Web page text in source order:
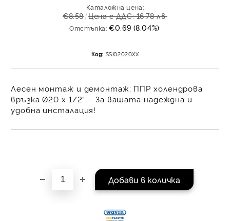
Каталожна цена:
€8.58 Цена с ДДС: 16.78 лв.
Отстъпка: €0.69 (8.04%)
Код: SSI02020XX
Лесен монтаж и демонтаж: ППР холендрова
връзка Ø20 x 1/2” – За вашата надеждна и
удобна инсталация!
Плащане на 4 вноски.
от стойността на
без оскъпяване. За
стойност до 1000 лв.
Плащане на 6
на поръчката се
/ €1022.61